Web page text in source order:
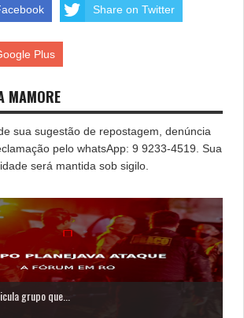
Share on Twitter
Plus
MAMORE
sua sugestão de repostagem, denúncia
pelo whatsApp: 9 9233-4519. Sua
será mantida sob sigilo.
grupo que...